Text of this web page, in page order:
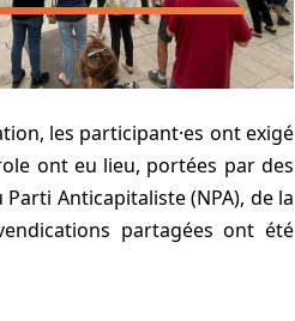
les participant·es ont exigé
ont eu lieu, portées par des
Anticapitaliste (NPA), de la
partagées ont été